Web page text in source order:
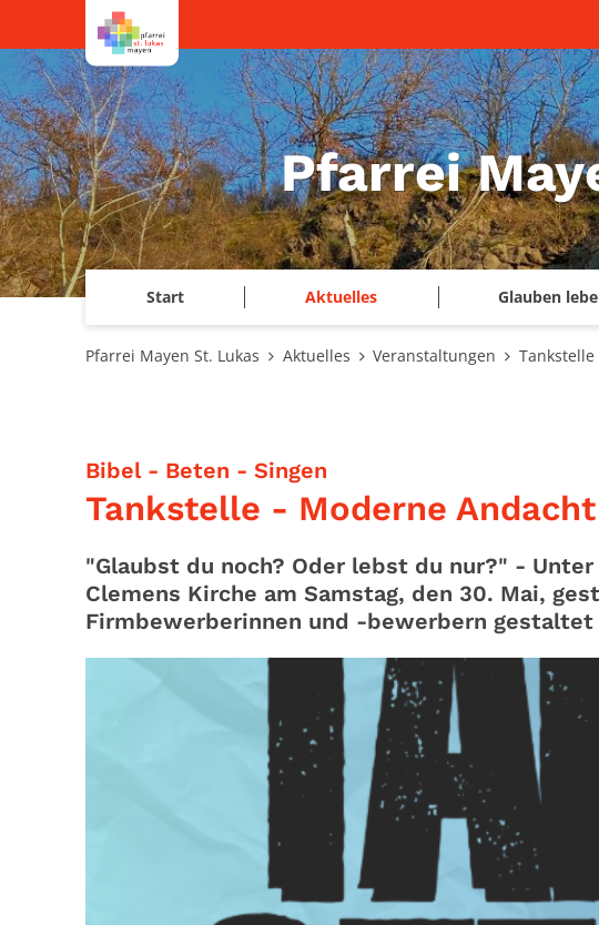
Zum Inhalt springen
Pfarrei
Start Aktuelles Glauben
Pfarrei Mayen St. Lukas Aktuelles Veranstaltungen
Bibel - Beten - Singen
Tankstelle - Moderne Andacht
"Glaubst du noch? Oder lebst du nur?" -
Clemens Kirche am Samstag, den 30. Mai,
Firmbewerberinnen und -bewerbern